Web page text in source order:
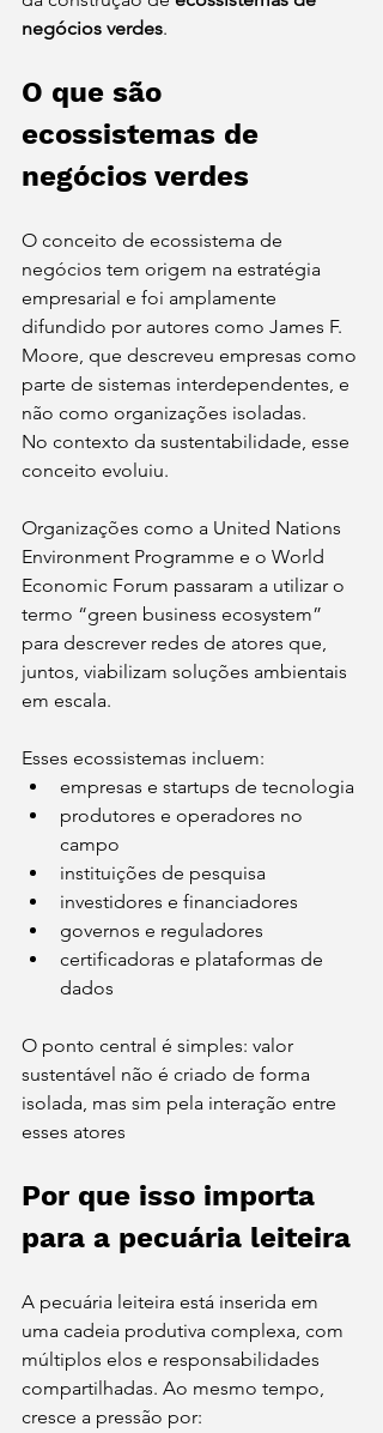
negócios verdes.
O que são
ecossistemas de
negócios verdes
O conceito de ecossistema de
negócios tem origem na estratégia
empresarial e foi amplamente
difundido por autores como James F.
Moore, que descreveu empresas como
parte de sistemas interdependentes, e
não como organizações isoladas.
No contexto da sustentabilidade, esse
conceito evoluiu.
Organizações como a United Nations
Environment Programme e o World
Economic Forum passaram a utilizar o
termo “green business ecosystem”
para descrever redes de atores que,
juntos, viabilizam soluções ambientais
em escala.
Esses ecossistemas incluem:
empresas e startups de tecnologia
produtores e operadores no
campo
instituições de pesquisa
investidores e financiadores
governos e reguladores
certificadoras e plataformas de
dados
O ponto central é simples: valor
sustentável não é criado de forma
isolada, mas sim pela interação entre
esses atores
Por que isso importa
para a pecuária leiteira
A pecuária leiteira está inserida em
uma cadeia produtiva complexa, com
múltiplos elos e responsabilidades
compartilhadas. Ao mesmo tempo,
cresce a pressão por: